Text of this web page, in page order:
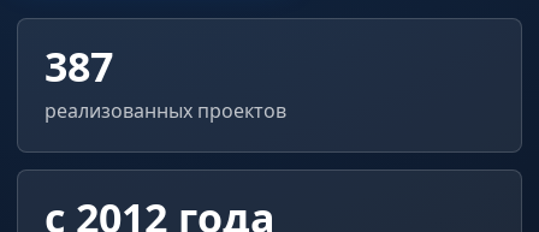
387
реализованных проектов
с 2012 года